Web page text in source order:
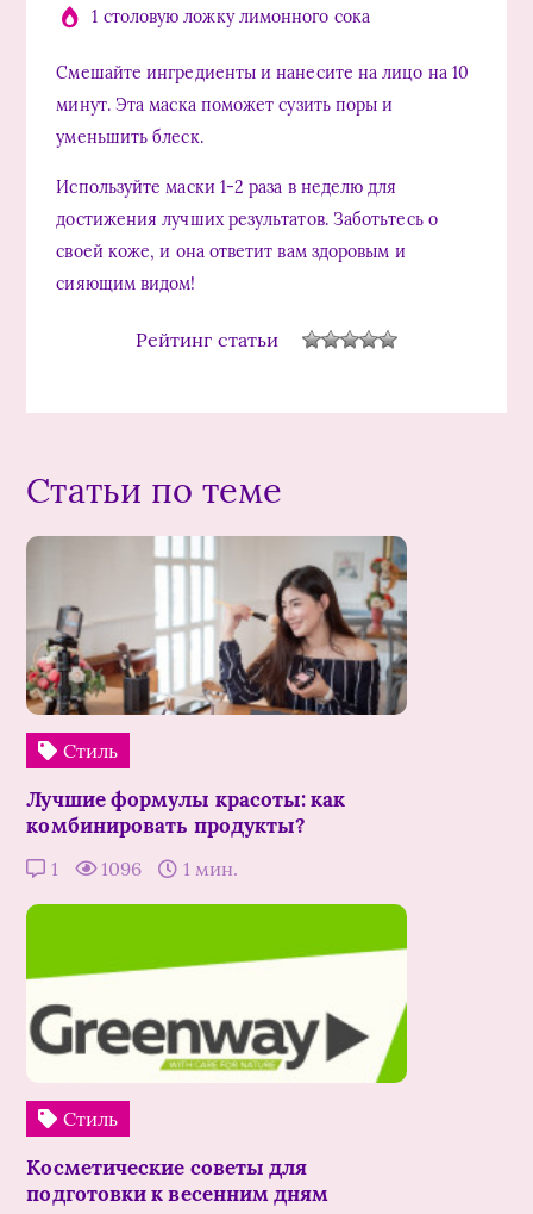
1 столовую ложку лимонного сока
Смешайте ингредиенты и нанесите на лицо на 10
минут. Эта маска поможет сузить поры и
уменьшить блеск.
Используйте маски 1-2 раза в неделю для
достижения лучших результатов. Заботьтесь о
своей коже, и она ответит вам здоровым и
сияющим видом!
Рейтинг статьи
Статьи по теме
Стиль
Лучшие формулы красоты: как
комбинировать продукты?
1 1096 1 мин.
Стиль
Косметические советы для
подготовки к весенним дням